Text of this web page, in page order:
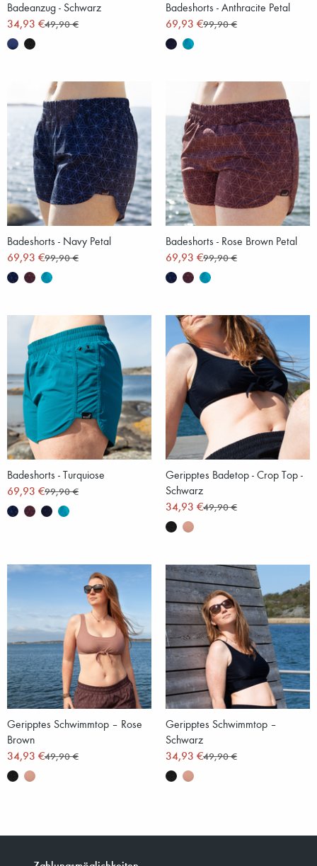
Badeanzug - Schwarz
34,93 €49,90 €
Badeshorts - Anthracite Petal
69,93 €99,90 €
Badeshorts - Navy Petal
69,93 €99,90 €
Badeshorts - Rose Brown Petal
69,93 €99,90 €
Badeshorts - Turquiose
69,93 €99,90 €
Geripptes Badetop - Crop Top -
Schwarz
34,93 €49,90 €
Geripptes Schwimmtop – Rose
Brown
34,93 €49,90 €
Geripptes Schwimmtop –
Schwarz
34,93 €49,90 €